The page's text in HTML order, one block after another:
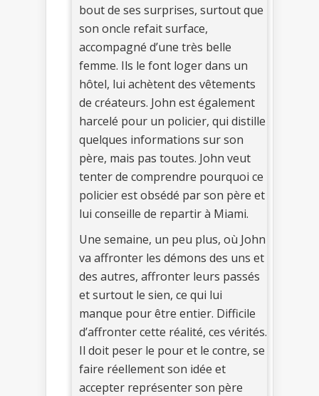
bout de ses surprises, surtout que
son oncle refait surface,
accompagné d’une très belle
femme. Ils le font loger dans un
hôtel, lui achètent des vêtements
de créateurs. John est également
harcelé pour un policier, qui distille
quelques informations sur son
père, mais pas toutes. John veut
tenter de comprendre pourquoi ce
policier est obsédé par son père et
lui conseille de repartir à Miami.
Une semaine, un peu plus, où John
va affronter les démons des uns et
des autres, affronter leurs passés
et surtout le sien, ce qui lui
manque pour être entier. Difficile
d’affronter cette réalité, ces vérités.
Il doit peser le pour et le contre, se
faire réellement son idée et
accepter représenter son père